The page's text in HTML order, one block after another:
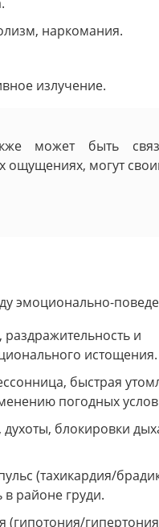
наркомания.
излучение.
может быть
ощущениях, могут
эмоционально-
раздражительность и
истощения.
быстрая
погодных
блокировки
(тахикардия/
в районе груди.
(гипотония/